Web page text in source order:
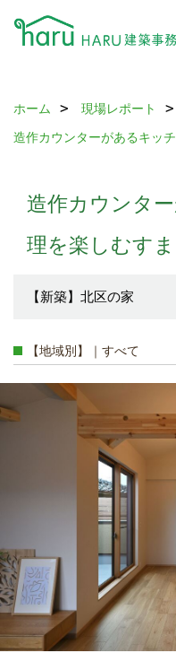
ホーム 現場レポート
造作カウンターがあるキッ
造作カウンタ
理を楽しむす
【新築】北区の家
【地域別】｜すべて